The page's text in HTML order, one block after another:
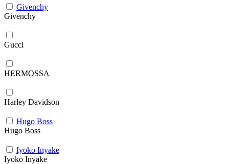
Givenchy
Givenchy
Gucci
HERMOSSA
Harley Davidson
Hugo Boss
Hugo Boss
Iyoko Inyake
Iyoko Inyake